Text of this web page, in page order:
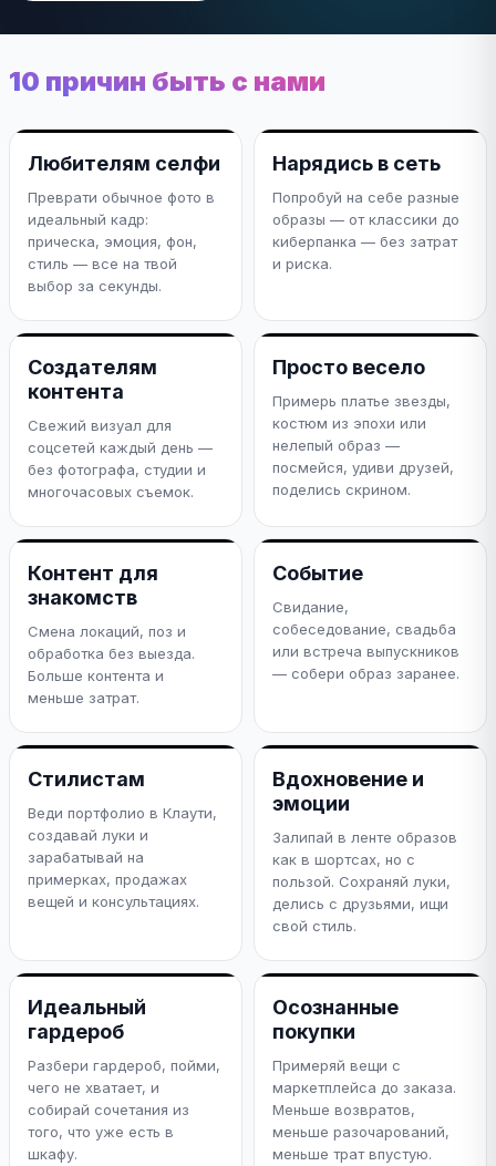
10 причин быть с нами
Любителям селфи
Преврати обычное фото в
идеальный кадр:
прическа, эмоция, фон,
стиль — все на твой
выбор за секунды.
Нарядись в сеть
Попробуй на себе разные
образы — от классики до
киберпанка — без затрат
и риска.
Создателям
контента
Свежий визуал для
соцсетей каждый день —
без фотографа, студии и
многочасовых съемок.
Просто весело
Примерь платье звезды,
костюм из эпохи или
нелепый образ —
посмейся, удиви друзей,
поделись скрином.
Контент для
знакомств
Смена локаций, поз и
обработка без выезда.
Больше контента и
меньше затрат.
Событие
Свидание,
собеседование, свадьба
или встреча выпускников
— собери образ заранее.
Стилистам
Веди портфолио в Клаути,
создавай луки и
зарабатывай на
примерках, продажах
вещей и консультациях.
Вдохновение и
эмоции
Залипай в ленте образов
как в шортсах, но с
пользой. Сохраняй луки,
делись с друзьями, ищи
свой стиль.
Идеальный
гардероб
Разбери гардероб, пойми,
чего не хватает, и
собирай сочетания из
того, что уже есть в
шкафу.
Осознанные
покупки
Примеряй вещи с
маркетплейса до заказа.
Меньше возвратов,
меньше разочарований,
меньше трат впустую.